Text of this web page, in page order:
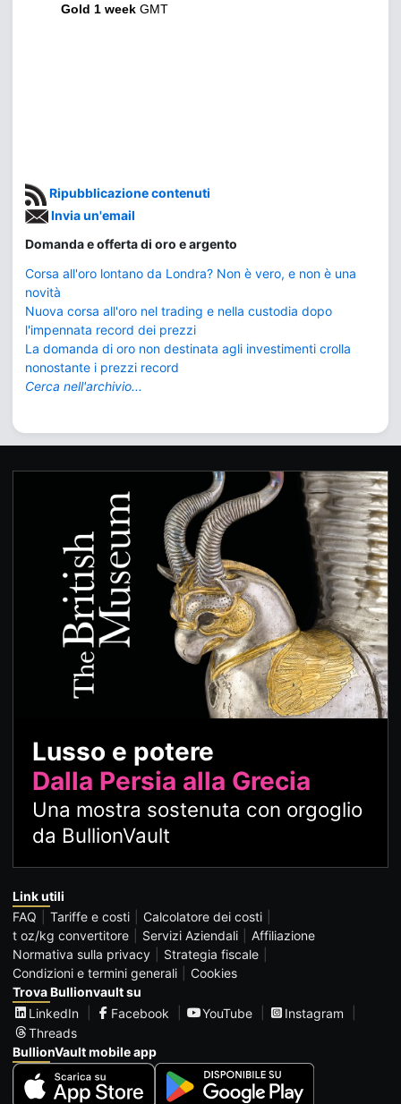
Gold 1 week GMT
Ripubblicazione contenuti
Invia un'email
Domanda e offerta di oro e argento
Corsa all'oro lontano da Londra? Non è vero, e non è una
novità
Nuova corsa all'oro nel trading e nella custodia dopo
l'impennata record dei prezzi
La domanda di oro non destinata agli investimenti crolla
nonostante i prezzi record
Cerca nell'archivio...
Lusso e potere
Dalla Persia alla Grecia
Una mostra sostenuta con orgoglio
da BullionVault
Link utili
FAQ
Tariffe e costi
Calcolatore dei costi
t oz/kg convertitore
Servizi Aziendali
Affiliazione
Normativa sulla privacy
Strategia fiscale
Condizioni e termini generali
Cookies
Trova Bullionvault su
LinkedIn
Facebook YouTube
Instagram
Threads
BullionVault mobile app